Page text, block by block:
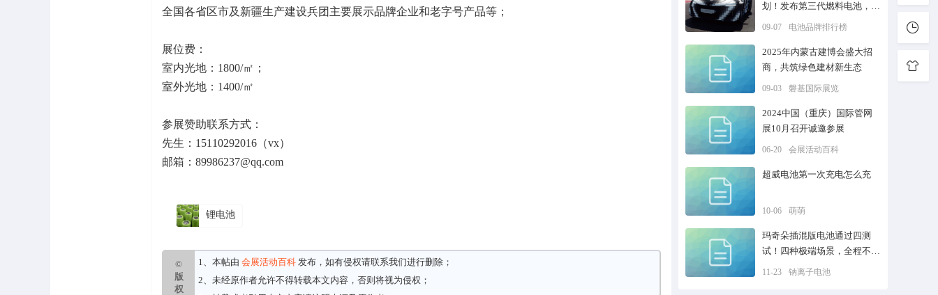
全国各省区市及新疆生产建设兵团主要展示品牌企业和老字号产品等；
展位费：
室内光地：1800/㎡；
室外光地：1400/㎡
参展赞助联系方式：
先生：15110292016（vx）
邮箱：89986237@qq.com
锂电池
©
版
权
1、本帖由 会展活动百科 发布，如有侵权请联系我们进行删除；
2、未经原作者允许不得转载本文内容，否则将视为侵权；
划！发布第三代燃料电池，展
望未来氢能愿景
09-07 电池品牌排行榜
2025年内蒙古建博会盛大招
商，共筑绿色建材新生态
09-03 磐基国际展览
2024中国（重庆）国际管网
展10月召开诚邀参展
06-20 会展活动百科
超威电池第一次充电怎么充
10-06 萌萌
玛奇朵插混版电池通过四测
试！四种极端场景，全程不烧
不炸
11-23 钠离子电池